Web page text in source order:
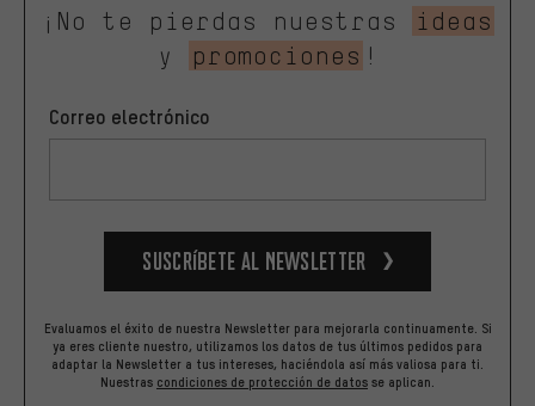
¡No te pierdas nuestras
ideas
y
promociones !
Correo electrónico
Suscríbete al newsletter
Evaluamos el éxito de nuestra Newsletter para mejorarla continuamente. Si
ya eres cliente nuestro, utilizamos los datos de tus últimos pedidos para
adaptar la Newsletter a tus intereses, haciéndola así más valiosa para ti.
Nuestras condiciones de protección de datos se aplican.